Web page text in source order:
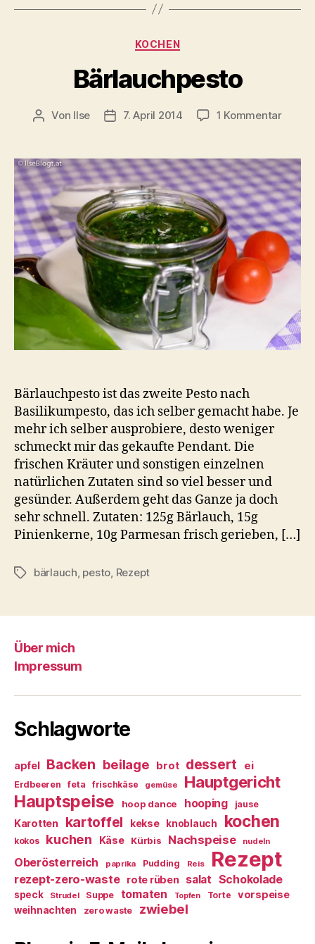
Kategorien
KOCHEN
Bärlauchpesto
Beitragsautor
Von Ilse Beitragsdatum
7. April 2014 1 Kommentarzu
Bärlauchpesto ist das zweite Pesto nach
Basilikumpesto, das ich selber gemacht habe. Je
mehr ich selber ausprobiere, desto weniger
schmeckt mir das gekaufte Pendant. Die
frischen Kräuter und sonstigen einzelnen
natürlichen Zutaten sind so viel besser und
gesünder. Außerdem geht das Ganze ja doch
sehr schnell. Zutaten: 125g Bärlauch, 15g
Pinienkerne, 10g Parmesan frisch gerieben, […]
Schlagwörter
bärlauch, pesto, Rezept
Über mich
Impressum
Schlagworte
apfel Backen beilage brot dessert ei
Erdbeeren feta frischkäse gemüse Hauptgericht
Hauptspeise hoop dance hooping jause
Karotten kartoffel kekse knoblauch kochen
kokos kuchen Käse Kürbis Nachspeise nudeln
Oberösterreich paprika Pudding Reis Rezept
rezept-zero-waste rote rüben salat Schokolade
speck Strudel Suppe tomaten Topfen Torte vorspeise
weihnachten zero waste zwiebel